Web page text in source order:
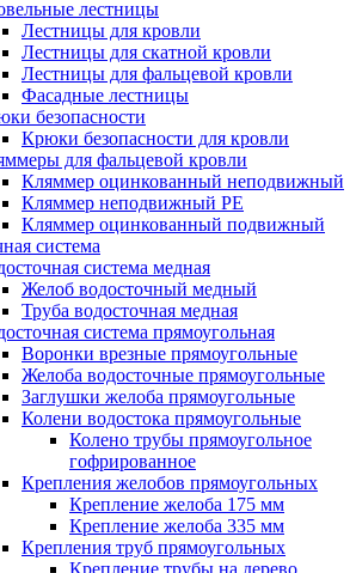
лестницы
Лестницы для кровли
Лестницы для скатной кровли
Лестницы для фальцевой кровли
Фасадные лестницы
безопасности
Крюки безопасности для кровли
для фальцевой кровли
Кляммер оцинкованный неподвижный
Кляммер неподвижный PE
Кляммер оцинкованный подвижный
система
система медная
Желоб водосточный медный
Труба водосточная медная
система прямоугольная
Воронки врезные прямоугольные
Желоба водосточные прямоугольные
Заглушки желоба прямоугольные
Колени водостока прямоугольные
Колено трубы прямоугольное
гофрированное
Крепления желобов прямоугольных
Крепление желоба 175 мм
Крепление желоба 335 мм
Крепления труб прямоугольных
Крепление трубы на дерево